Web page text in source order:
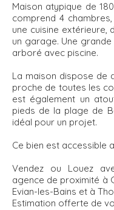
Maison atypique de
comprend 4
une cuisine extérieure,
un garage. Une
arboré avec piscine.
La maison dispose de
proche de toutes les
est également un
pieds de la plage de
idéal pour un projet.
Ce bien est accessible
Vendez ou Louez
agence de proximité à
Evian-les-Bains et à
Estimation offerte de